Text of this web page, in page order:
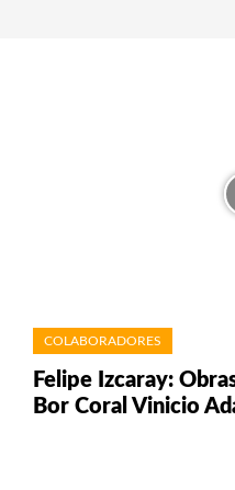
COLABORADORES
Felipe Izcaray:
Bor Coral Vinicio